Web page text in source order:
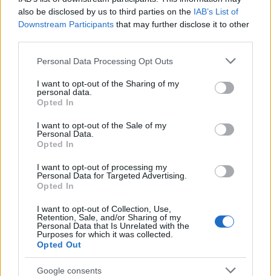
also be disclosed by us to third parties on the IAB’s List of
Downstream Participants that may further disclose it to other
Please note that this website/app uses one or more Google
not limited to your visit or usage behaviour. You may click to
grant or deny consent to Google and its third-party tags to
use your data for below specified purposes in below Google
consent section.
Personal Data Processing Opt Outs
I want to opt-out of the Sharing of my
personal data.
Opted In
I want to opt-out of the Sale of my
Personal Data.
Opted In
I want to opt-out of processing my
Personal Data for Targeted Advertising.
Opted In
I want to opt-out of Collection, Use,
Retention, Sale, and/or Sharing of my
Personal Data that Is Unrelated with the
Purposes for which it was collected.
Opted Out
Google consents
της συνεργασίας τους μέχρι
18η συνεχόμενη χρονιά για τον ΟΤΕ στη διεθνή σειρά
Alpha Bank: Για πρώτη φορά το Αρχαίο Θέατρο Επιδαύρου
άνοιξε τις πύλες του σε όλους